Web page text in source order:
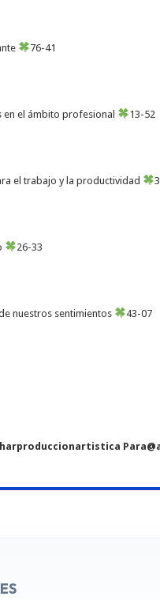
76-41
en el ámbito profesional 13-52
el trabajo y la productividad
26-33
nuestros sentimientos 43-07